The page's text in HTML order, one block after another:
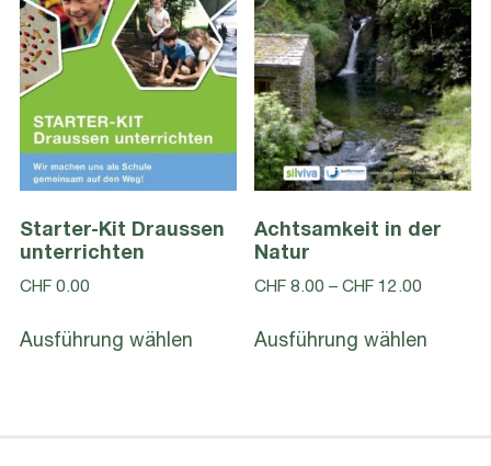
Starter-Kit Draussen
unterrichten
CHF 0.00
Ausführung wählen Produkt
Varianten
Achtsamkeit in der
Natur
CHF 8.00 –CHF 12.00
bis
Ausführung wählen